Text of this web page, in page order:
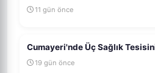
11 gün önce
Cumayeri'nde Üç Sağlık
19 gün önce